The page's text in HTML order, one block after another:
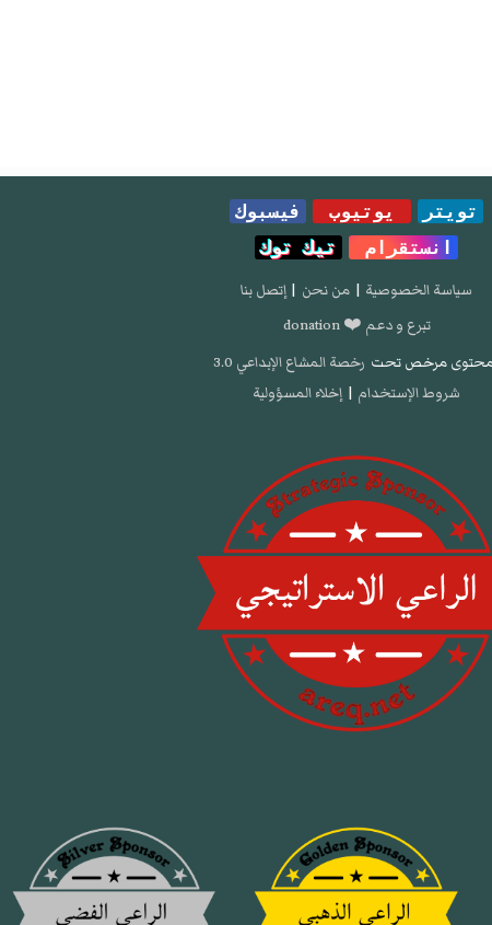
تويتر يوتيوب
فيسبوك
انستقرام
تيك توك
سياسة الخصوصية | من نحن | إتصل بنا
تبرع و دعم ❤️ donation
مرخص تحت رخصة المشاع الإبداعي 3.0
شروط الإستخدام | إخلاء المسؤولية